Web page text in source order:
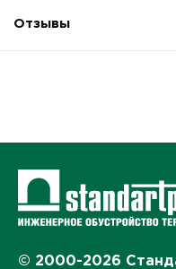
Отзывы
© 2000-2026